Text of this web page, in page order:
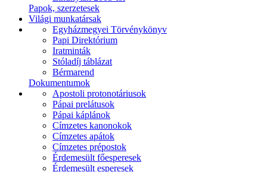
Papok, szerzetesek
Világi munkatársak
Egyházmegyei Törvénykönyv
Papi Direktórium
Iratminták
Stóladíj táblázat
Bérmarend
Dokumentumok
Apostoli protonotáriusok
Pápai prelátusok
Pápai káplánok
Címzetes kanonokok
Címzetes apátok
Címzetes prépostok
Érdemesült főesperesek
Érdemesült esperesek